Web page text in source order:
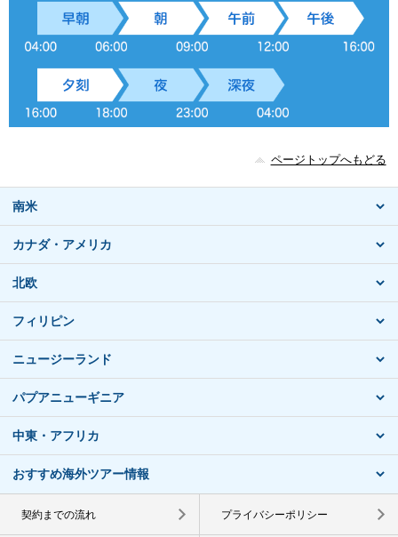
ページトップへもどる
南米
カナダ・アメリカ
北欧
フィリピン
ニュージーランド
パプアニューギニア
中東・アフリカ
おすすめ海外ツアー情報
契約までの流れ プライバシーポリシー